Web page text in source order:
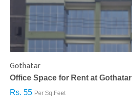
Gothatar
Office Space for Rent at Gothatar
Rs. 55 Per Sq.Feet